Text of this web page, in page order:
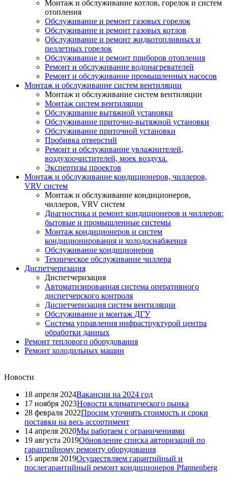
Монтаж и обслуживание котлов, горелок и систем
отопления
Обслуживание и ремонт газовых горелок
Обслуживание и ремонт газовых котлов
Обслуживание и ремонт жидкотопливных и
пеллетных горелок
Обслуживание и ремонт приборов отопления
Ремонт и обслуживание водонагревателей
Ремонт и обслуживание промышленных насосов
Монтаж и обслуживание систем вентиляции
Монтаж и обслуживание систем вентиляции
Монтаж систем вентиляции
Обслуживание вытяжной установки
Обслуживание приточно-вытяжной установки
Обслуживание приточной установки
Пробивка отверстий
Ремонт и обслуживание увлажнителей,
воздухоочистителей, моек воздуха.
Экспертизы проектов
Монтаж и обслуживание кондиционеров, чиллеров,
VRV систем
Монтаж и обслуживание кондиционеров,
чиллеров, VRV систем
Диагностика и ремонт кондиционеров и чиллеров:
бытовые и промышленные системы
Монтаж кондиционеров и систем
кондиционирования и холодоснабжения
Обслуживание кондиционеров
Техническое обслуживание чиллера
Диспетчеризация
Диспетчеризация
Автоматизированная система оперативного
диспетчерского контроля
Диспетчеризация систем вентиляции
Обслуживание и монтаж ДГУ
Система управления инфраструктурой центра
обработки данных
Ремонт теплового оборудования
Ремонт холодильных машин
Новости
18 апреля 2024Вакансии на 2024 год
17 ноября 2023Новости климатического рынка
28 февраля 2022Просим уточнять стоимость и сроки
поставки на весь ассортимент
14 апреля 2020Мы работаем с ограничениями
19 августа 2019Обновление списка авторизаций по
гарантийному ремонту оборудования
15 апреля 2019Осуществляем гарантийный и
послегарантийный ремонт кондиционеров Pfannenberg